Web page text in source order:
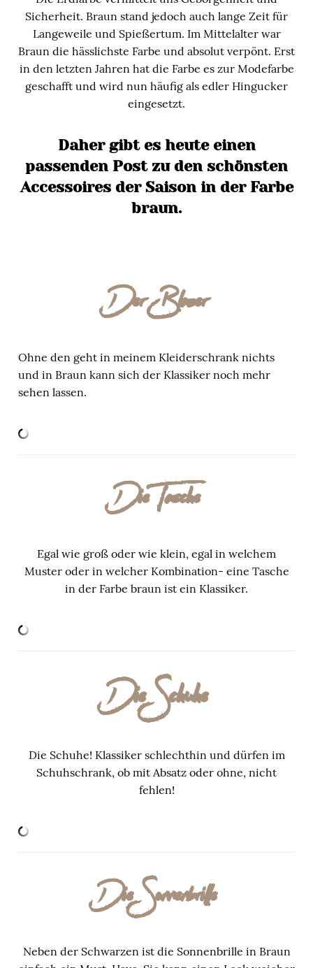
Sicherheit. Braun stand jedoch auch lange Zeit für
Langeweile und Spießertum. Im Mittelalter war
Braun die hässlichste Farbe und absolut verpönt. Erst
in den letzten Jahren hat die Farbe es zur Modefarbe
geschafft und wird nun häufig als edler Hingucker
eingesetzt.
Daher gibt es heute einen
passenden Post zu den schönsten
Accessoires der Saison in der Farbe
braun.
Der Blazer
Ohne den geht in meinem Kleiderschrank nichts
und in Braun kann sich der Klassiker noch mehr
sehen lassen.
Die Tasche
Egal wie groß oder wie klein, egal in welchem
Muster oder in welcher Kombination- eine Tasche
in der Farbe braun ist ein Klassiker.
Die Schuhe
Die Schuhe! Klassiker schlechthin und dürfen im
Schuhschrank, ob mit Absatz oder ohne, nicht
fehlen!
Die Sonnenbrille
Neben der Schwarzen ist die Sonnenbrille in Braun